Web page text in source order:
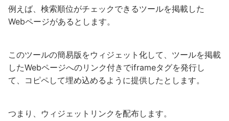
例えば、検索順位がチェックできるツールを掲載した
Webページがあるとします。
このツールの簡易版をウィジェット化して、ツールを掲載
したWebページへのリンク付きでiframeタグを発行し
て、コピペして埋め込めるように提供したとします。
つまり、ウィジェットリンクを配布します。